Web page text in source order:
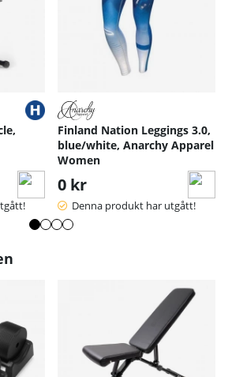
17 18 19
10 10.5 11
8
8.5
9.5
Finland Nation Leggings 3.0,
blue/white, Anarchy Apparel
Women
0 kr
Denna produkt har utgått!